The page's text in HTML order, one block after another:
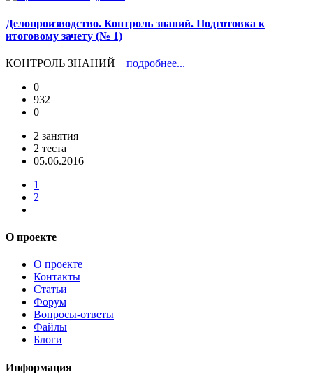
Делопроизводство. Контроль знаний. Подготовка к
итоговому зачету (№ 1)
КОНТРОЛЬ ЗНАНИЙ подробнее...
0
932
0
2 занятия
2 теста
05.06.2016
1
2
О проекте
О проекте
Контакты
Статьи
Форум
Вопросы-ответы
Файлы
Блоги
Информация